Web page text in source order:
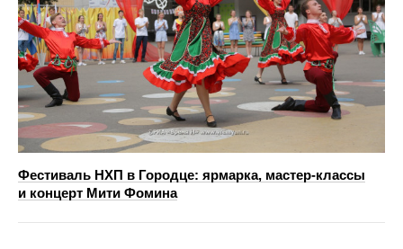
Фестиваль НХП в Городце: ярмарка, мастер‑классы
и концерт Мити Фомина